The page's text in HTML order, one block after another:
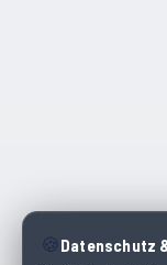
🍪 Datenschutz